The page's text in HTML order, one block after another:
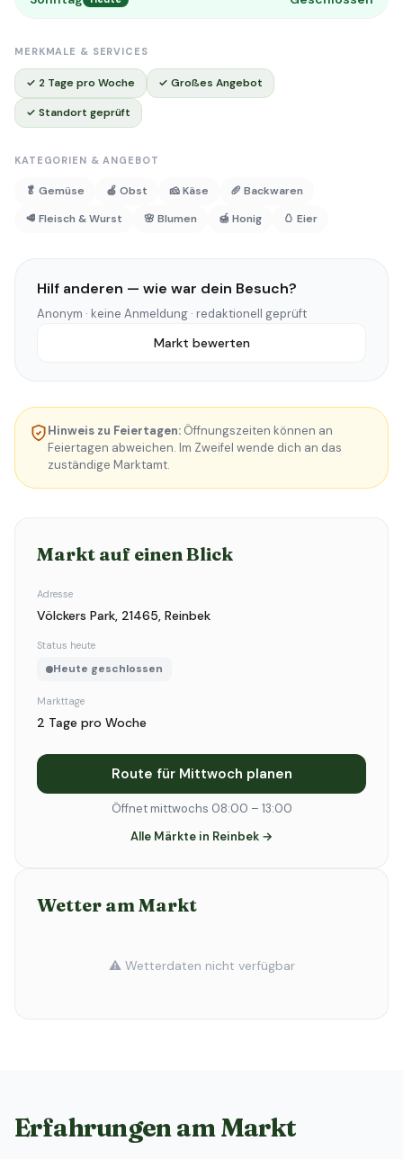
MERKMALE & SERVICES
✓ 2 Tage pro Woche ✓ Großes Angebot
✓ Standort geprüft
KATEGORIEN & ANGEBOT
🥬 Gemüse 🍎 Obst 🧀 Käse
🥖 Backwaren
🥩 Fleisch & Wurst
🌸 Blumen 🍯 Honig 🥚 Eier
Hilf anderen — wie war dein Besuch?
Anonym · keine Anmeldung · redaktionell geprüft
Markt bewerten
Hinweis zu Feiertagen: Öffnungszeiten können an
Feiertagen abweichen. Im Zweifel wende dich an das
zuständige Marktamt.
Markt auf einen Blick
Adresse
Völckers Park, 21465, Reinbek
Status heute
Heute geschlossen
Markttage
2 Tage pro Woche
Route für Mittwoch planen
Öffnet mittwochs 08:00 – 13:00
Alle Märkte in Reinbek →
Wetter am Markt
⚠️ Wetterdaten nicht verfügbar
Erfahrungen am Markt